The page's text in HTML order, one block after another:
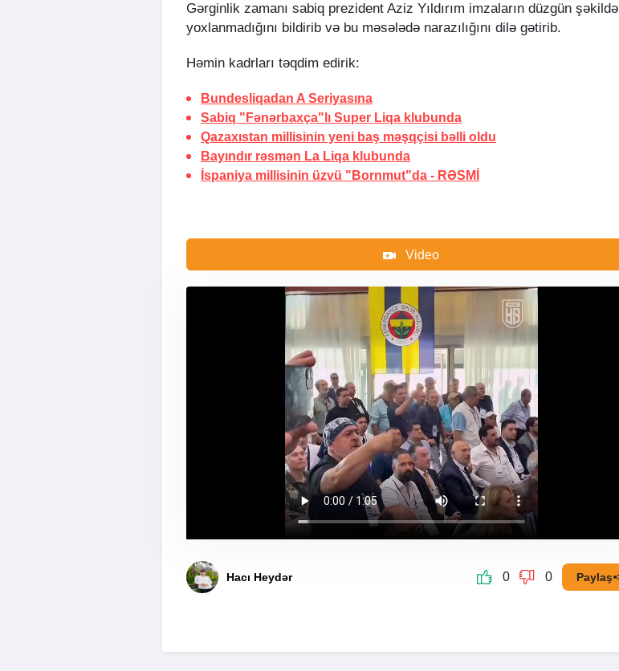
Gərginlik zamanı sabiq prezident Aziz Yıldırım imzaların düzgün şəkildə
yoxlanmadığını bildirib və bu məsələdə narazılığını dilə gətirib.
Həmin kadrları təqdim edirik:
Bundesliqadan A Seriyasına
Sabiq "Fənərbaxça"lı Super Liqa klubunda
Qazaxıstan millisinin yeni baş məşqçisi bəlli oldu
Bayındır rəsmən La Liqa klubunda
İspaniya millisinin üzvü "Bornmut"da - RƏSMİ
Video
Hacı Heydər 0 0 Paylaş